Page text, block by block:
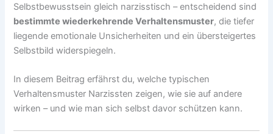
Selbstbewusstsein gleich narzisstisch – entscheidend sind
bestimmte wiederkehrende Verhaltensmuster, die tiefer
liegende emotionale Unsicherheiten und ein übersteigertes
Selbstbild widerspiegeln.
In diesem Beitrag erfährst du, welche typischen
Verhaltensmuster Narzissten zeigen, wie sie auf andere
wirken – und wie man sich selbst davor schützen kann.